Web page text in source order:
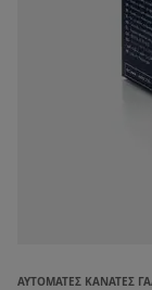
ΑΥΤΌΜΑΤΕΣ ΚΑΝΆΤΕΣ